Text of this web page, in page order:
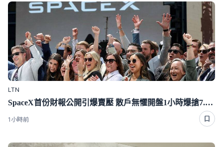
LTN
SpaceX首份財報公開引爆賣壓 散戶無懼開盤1小時爆搶7.4億
1小時前